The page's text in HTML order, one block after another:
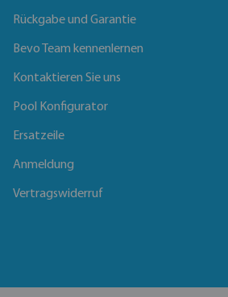
Rückgabe und Garantie
Bevo Team kennenlernen
Kontaktieren Sie uns
Pool Konfigurator
Ersatzeile
Anmeldung
Vertragswiderruf